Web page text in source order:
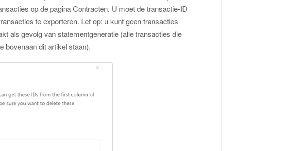
op de pagina Contracten. U moet de transactie-ID
te exporteren. Let op: u kunt geen transacties
als gevolg van statementgeneratie (alle transacties die
bovenaan dit artikel staan).